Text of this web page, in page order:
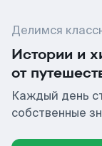
Делимся
Истории и
от
Каждый день
собственные